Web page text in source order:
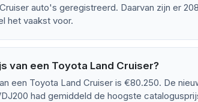
auto's geregistreerd. Daarvan zijn er
het vaakst voor.
van een Toyota Land Cruiser?
een Toyota Land Cruiser is €80.250. De
had gemiddeld de hoogste